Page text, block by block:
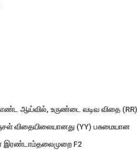
ஆய்வில், உருண்டை வடிவ விதை
விதையிலையானது (YY) பசுமையான
இரண்டாம்தலைமுறை F2